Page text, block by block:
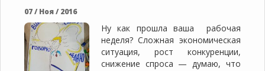
07 / Ноя / 2016
Ну как прошла ваша рабочая
неделя? Сложная экономическая
ситуация, рост конкуренции,
снижение спроса — думаю, что